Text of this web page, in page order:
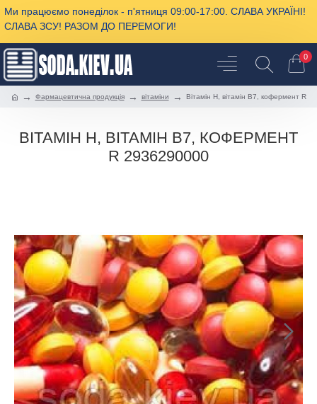
Ми працюємо понеділок - п'ятниця 09:00-17:00. СЛАВА УКРАЇНІ!
СЛАВА ЗСУ! РАЗОМ ДО ПЕРЕМОГИ!
0
Фармацевтична продукція вітаміни Вітамін H, вітамін B7, кофермент R
ВІТАМІН H, ВІТАМІН B7, КОФЕРМЕНТ
R 2936290000